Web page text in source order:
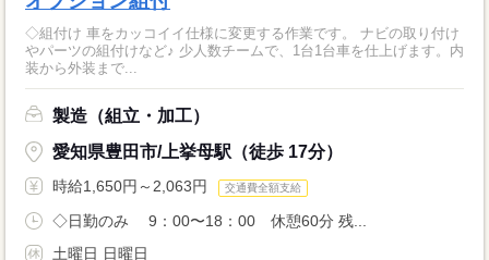
◇組付け 車をカッコイイ仕様に変更する作業です。 ナビの取り付け
やパーツの組付けなど♪ 少人数チームで、1台1台車を仕上げます。内
装から外装まで...
製造（組立・加工）
愛知県豊田市/上挙母駅（徒歩 17分）
時給1,650円～2,063円 交通費全額支給
◇日勤のみ 9：00〜18：00 休憩60分 残...
土曜日 日曜日